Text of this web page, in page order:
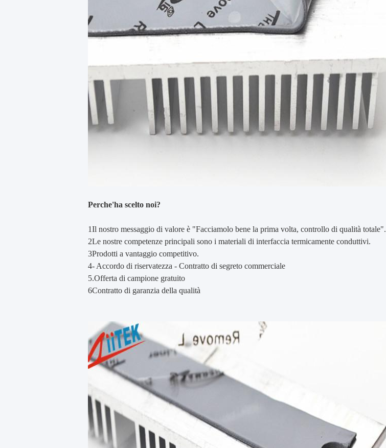
Perche'ha scelto noi?
1Il nostro messaggio di valore è "Facciamolo bene la prima volta, controllo di qualità totale".
2Le nostre competenze principali sono i materiali di interfaccia termicamente conduttivi.
3Prodotti a vantaggio competitivo.
4- Accordo di riservatezza - Contratto di segreto commerciale
5.Offerta di campione gratuito
6Contratto di garanzia della qualità